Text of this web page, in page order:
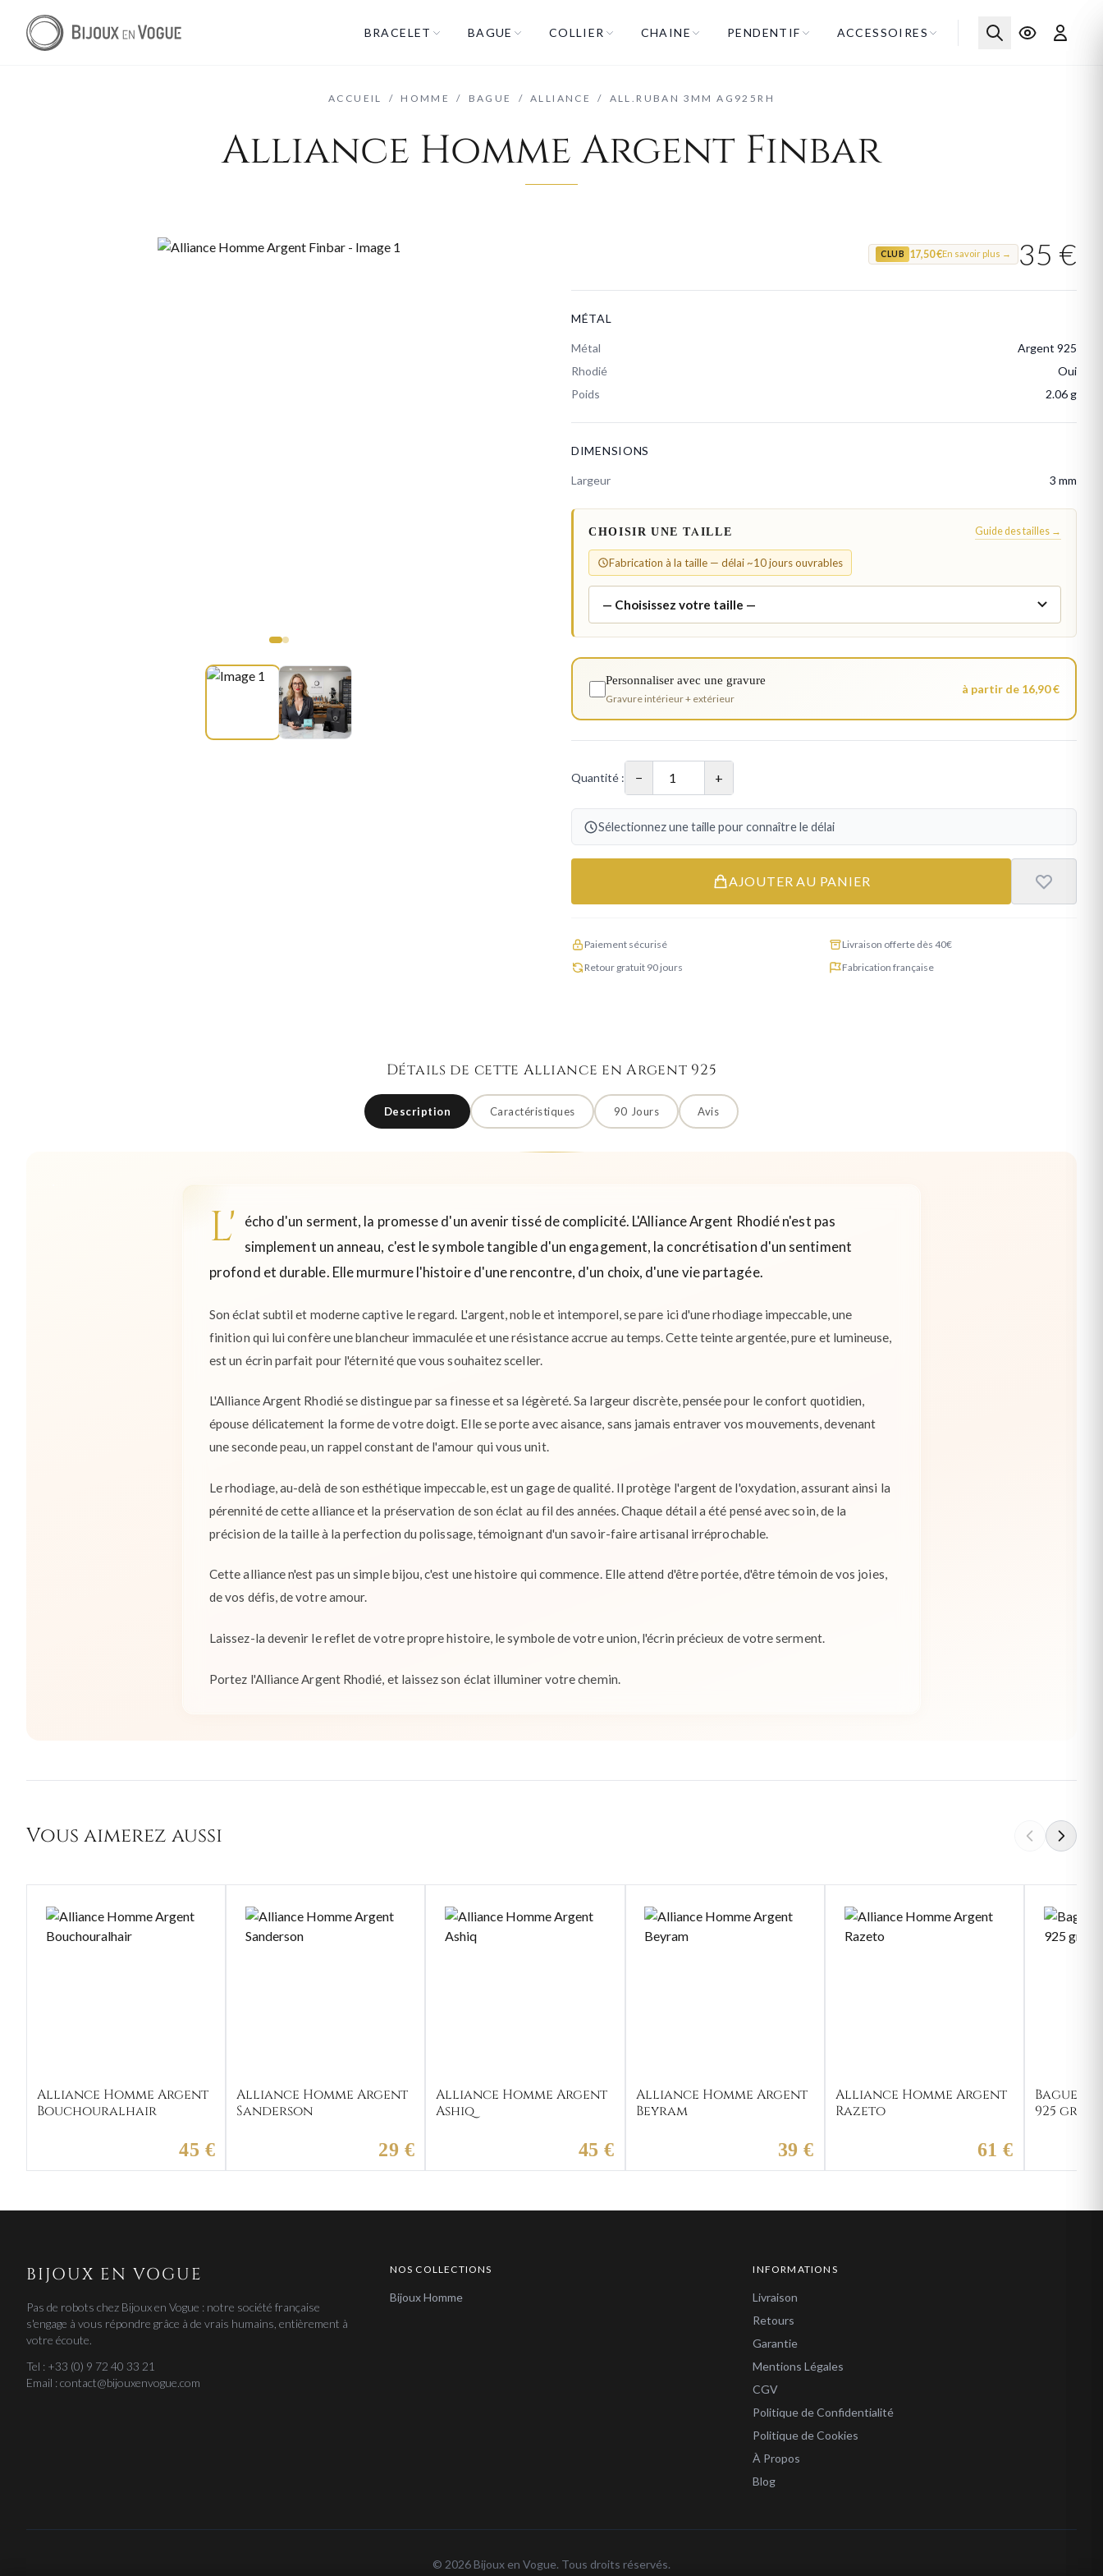
BRACELET BAGUE COLLIER CHAINE PENDENTIF ACCESSOIRES
ACCUEIL / HOMME / BAGUE / ALLIANCE / ALL.RUBAN 3MM AG925RH
Alliance Homme Argent Finbar
CLUB 17,50 €En savoir plus → 35 €
MÉTAL
Métal
Argent 925
Rhodié
Oui
Poids
2.06 g
DIMENSIONS
Largeur 3 mm
CHOISIR UNE TAILLE Guide des tailles →
Fabrication à la taille — délai ~10 jours ouvrables
Personnaliser avec une gravure
Gravure intérieur + extérieur
à partir de 16,90 €
Quantité : − +
Sélectionnez une taille pour connaître le délai
AJOUTER AU PANIER
Paiement sécurisé
Livraison offerte dès 40€
Retour gratuit 90 jours
Fabrication française
Détails de cette Alliance en Argent 925
Description Caractéristiques 90 Jours Avis
L'
écho d'un serment, la promesse d'un avenir tissé de complicité. L'Alliance Argent Rhodié n'est pas
simplement un anneau, c'est le symbole tangible d'un engagement, la concrétisation d'un sentiment
profond et durable. Elle murmure l'histoire d'une rencontre, d'un choix, d'une vie partagée.
Son éclat subtil et moderne captive le regard. L'argent, noble et intemporel, se pare ici d'une rhodiage impeccable, une
finition qui lui confère une blancheur immaculée et une résistance accrue au temps. Cette teinte argentée, pure et lumineuse,
est un écrin parfait pour l'éternité que vous souhaitez sceller.
L'Alliance Argent Rhodié se distingue par sa finesse et sa légèreté. Sa largeur discrète, pensée pour le confort quotidien,
épouse délicatement la forme de votre doigt. Elle se porte avec aisance, sans jamais entraver vos mouvements, devenant
une seconde peau, un rappel constant de l'amour qui vous unit.
Le rhodiage, au-delà de son esthétique impeccable, est un gage de qualité. Il protège l'argent de l'oxydation, assurant ainsi la
pérennité de cette alliance et la préservation de son éclat au fil des années. Chaque détail a été pensé avec soin, de la
précision de la taille à la perfection du polissage, témoignant d'un savoir-faire artisanal irréprochable.
Cette alliance n'est pas un simple bijou, c'est une histoire qui commence. Elle attend d'être portée, d'être témoin de vos joies,
de vos défis, de votre amour.
Laissez-la devenir le reflet de votre propre histoire, le symbole de votre union, l'écrin précieux de votre serment.
Portez l'Alliance Argent Rhodié, et laissez son éclat illuminer votre chemin.
Vous aimerez aussi
Alliance Homme Argent
Bouchouralhair
45 €
Alliance Homme Argent
Sanderson
29 €
Alliance Homme Argent
Ashiq
45 €
Alliance Homme Argent
Beyram
39 €
Alliance Homme Argent
Razeto
61 €
Bague
925
BIJOUX EN VOGUE
Pas de robots chez Bijoux en Vogue : notre société française
s'engage à vous répondre grâce à de vrais humains, entièrement à
votre écoute.
Tel : +33 (0) 9 72 40 33 21
Email : contact@bijouxenvogue.com
NOS COLLECTIONS
Bijoux Homme
INFORMATIONS
Livraison
Retours
Garantie
Mentions Légales
CGV
Politique de Confidentialité
Politique de Cookies
À Propos
Blog
© 2026 Bijoux en Vogue. Tous droits réservés.